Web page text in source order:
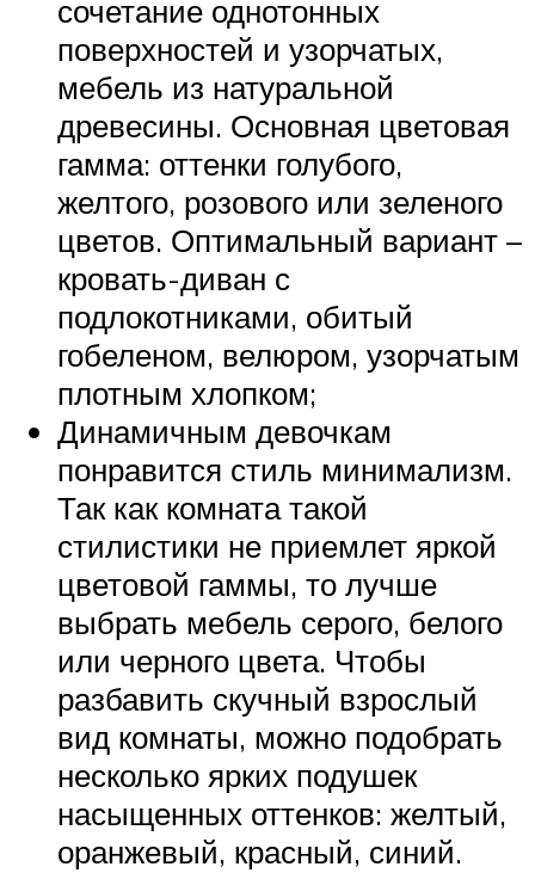
сочетание однотонных
поверхностей и узорчатых,
мебель из натуральной
древесины. Основная цветовая
гамма: оттенки голубого,
желтого, розового или зеленого
цветов. Оптимальный вариант –
кровать-диван с
подлокотниками, обитый
гобеленом, велюром, узорчатым
плотным хлопком;
Динамичным девочкам
понравится стиль минимализм.
Так как комната такой
стилистики не приемлет яркой
цветовой гаммы, то лучше
выбрать мебель серого, белого
или черного цвета. Чтобы
разбавить скучный взрослый
вид комнаты, можно подобрать
несколько ярких подушек
насыщенных оттенков: желтый,
оранжевый, красный, синий.